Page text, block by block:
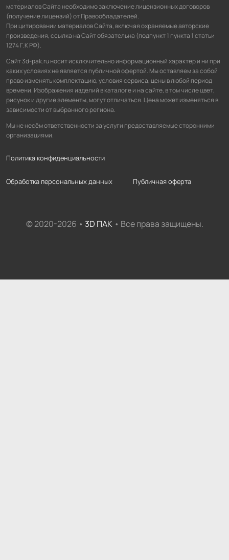
материалов Сайта необходимо заключение лицензионных договоров
(получение лицензий) от Правообладателей.
При цитировании материалов Сайта, включая охраняемые авторские
произведения, ссылка на Сайт обязательна (подпункт 1 пункта 1 статьи
1274 Г.К РФ).
Сайт 3d-pak.ru носит исключительно информационный характер и ни при
каких условиях не является публичной офертой. Мы оставляем за собой
право изменять комплектацию, условия сервиса, цены в любой период
времени. Изображения изделий в каталоге и на сайте, в том числе цвет,
рисунок и другие элементы, могут отличаться. Цена может изменяться в
зависимости от выбранного региона.
Мы не несём ответственности за услуги предоставляемые сторонними
организациями.
Политика конфиденциальности
Обработка персональных данных Публичная оферта
© 2020-2026 • 3D ПАК• Все права защищены.